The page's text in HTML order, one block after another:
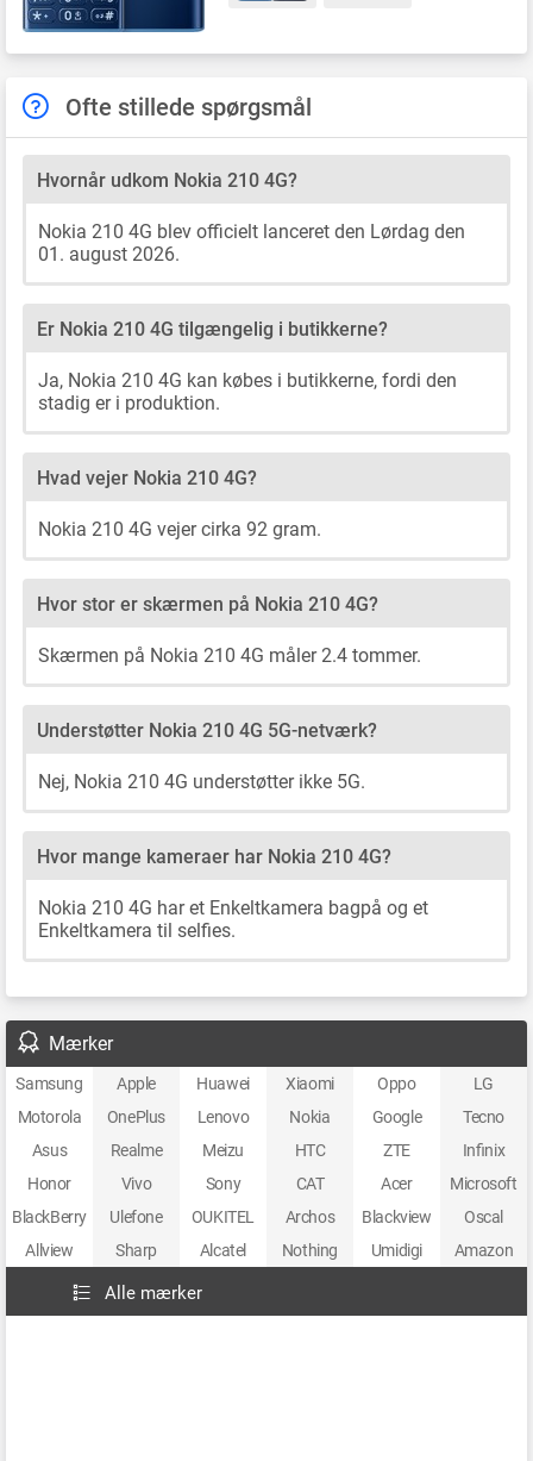
Ofte stillede spørgsmål
Hvornår udkom Nokia 210 4G?
Nokia 210 4G blev officielt lanceret den Lørdag den
01. august 2026.
Er Nokia 210 4G tilgængelig i butikkerne?
Ja, Nokia 210 4G kan købes i butikkerne, fordi den
stadig er i produktion.
Hvad vejer Nokia 210 4G?
Nokia 210 4G vejer cirka 92 gram.
Hvor stor er skærmen på Nokia 210 4G?
Skærmen på Nokia 210 4G måler 2.4 tommer.
Understøtter Nokia 210 4G 5G-netværk?
Nej, Nokia 210 4G understøtter ikke 5G.
Hvor mange kameraer har Nokia 210 4G?
Nokia 210 4G har et Enkeltkamera bagpå og et
Enkeltkamera til selfies.
Mærker
Samsung Apple Huawei Xiaomi Oppo
LG
Motorola
OnePlus Lenovo Nokia Google
Tecno
Asus
Realme Meizu HTC ZTE
Infinix
Honor
Vivo Sony CAT Acer
Microsoft
BlackBerry
Ulefone OUKITEL Archos Blackview
Oscal
Allview
Sharp Alcatel Nothing Umidigi Amazon
Alle mærker